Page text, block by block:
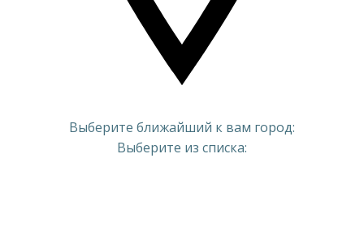
Выберите ближайший к вам город:
Выберите из списка: